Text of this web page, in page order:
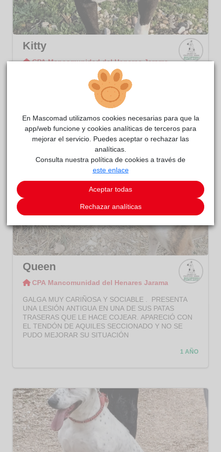
Kitty
CPA Mancomunidad del Henares Jarama
PERRITA EQUILIBRADA Y CARIÑOSA
Jaram
a
Queen
CPA Mancomunidad del Henares Jarama
GALGA MUY CARIÑOSA Y SOCIABLE . PRESENTA
UNA LESIÓN ANTIGUA EN UNA DE SUS PATAS
TRASERAS QUE LE HACE COJEAR. APARECIÓ CON
EL TENDÓN DE AQUILES SECCIONADO Y NO SE
PUDO MEJORAR SU SITUACIÓN
1 AÑO
Manco
ad del
Henar
a
En Mascomad utilizamos cookies necesarias para que la
app/web funcione y cookies analíticas de terceros para
mejorar el servicio. Puedes aceptar o rechazar las
analíticas.
Consulta nuestra política de cookies a través de
este enlace
Aceptar todas
Rechazar analíticas